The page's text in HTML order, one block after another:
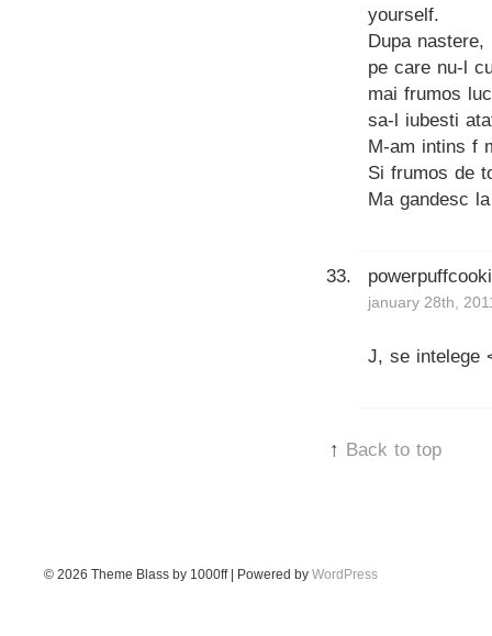
yourself.
Dupa
pe care nu-l
mai frumos
sa-l iubesti
M-am intins f
Si frumos de
Ma gandesc
january 28th,
J, se intelege
↑ Back to top
© 2026 Theme Blass by 1000ff | Powered by WordPress